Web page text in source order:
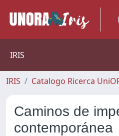
IRIS
IRIS Catalogo Ricerca
Caminos de
contemporánea